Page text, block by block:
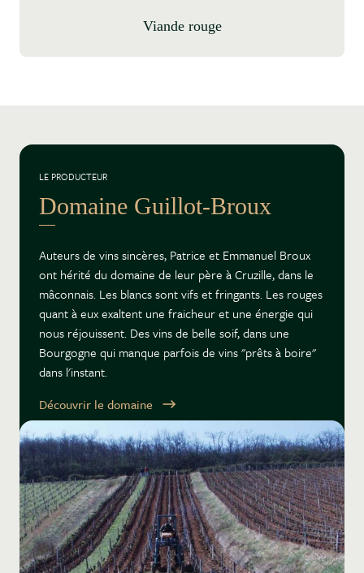
Viande rouge
LE PRODUCTEUR
Domaine Guillot-Broux
Auteurs de vins sincères, Patrice et Emmanuel Broux
ont hérité du domaine de leur père à Cruzille, dans le
mâconnais. Les blancs sont vifs et fringants. Les rouges
quant à eux exaltent une fraicheur et une énergie qui
nous réjouissent. Des vins de belle soif, dans une
Bourgogne qui manque parfois de vins "prêts à boire"
dans l'instant.
Découvrir le domaine